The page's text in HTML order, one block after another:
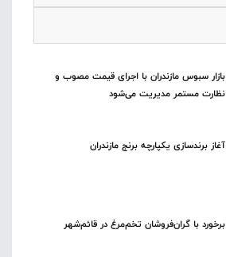
بازار سبوس مازندران با اجرای قیمت مصوب و
نظارت مستمر مدیریت می‌شود
آغاز برندسازی یکپارچه برنج مازندران
برخورد با گران‌فروشان تخم‌مرغ در قائم‌شهر